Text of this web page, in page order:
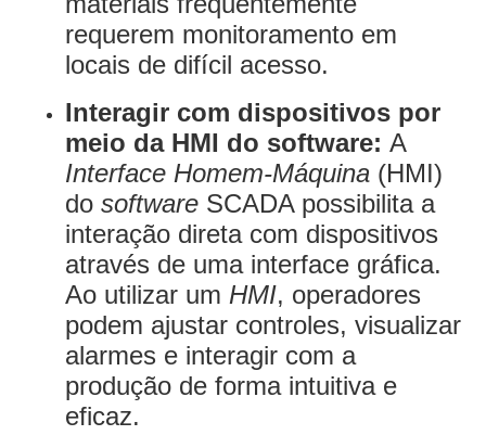
requerem monitoramento em
locais de difícil acesso.
Interagir com dispositivos por
meio da HMI do software: A
Interface Homem-Máquina (HMI)
do software SCADA possibilita a
interação direta com dispositivos
através de uma interface gráfica.
Ao utilizar um HMI, operadores
podem ajustar controles, visualizar
alarmes e interagir com a
produção de forma intuitiva e
eficaz.